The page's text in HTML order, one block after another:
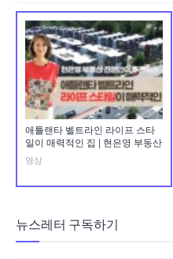
애틀랜타 벨트라인 라이프 스타
일이 매력적인 집 | 현은영 부동산
영상
뉴스레터 구독하기